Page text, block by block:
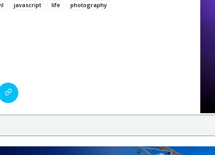
javascript life
photography